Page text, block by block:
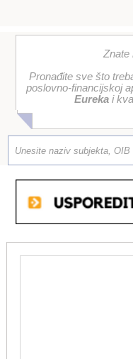
Znate
Pronađite sve što
poslovno-financijskoj
Eurekai